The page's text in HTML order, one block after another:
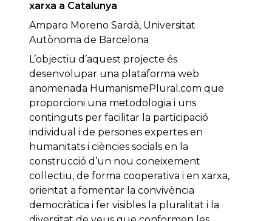
xarxa a Catalunya
Amparo Moreno Sardà, Universitat
Autònoma de Barcelona
L’objectiu d’aquest projecte és
desenvolupar una plataforma web
anomenada HumanismePlural.com que
proporcioni una metodologia i uns
continguts per facilitar la participació
individual i de persones expertes en
humanitats i ciències socials en la
construcció d’un nou coneixement
col·lectiu, de forma cooperativa i en xarxa,
orientat a fomentar la convivència
democràtica i fer visibles la pluralitat i la